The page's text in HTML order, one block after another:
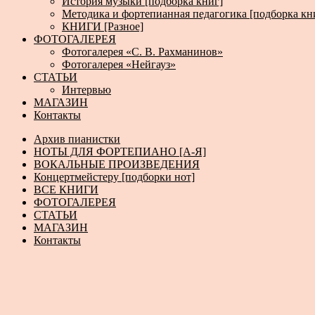
Методика и фортепианная педагогика [подборка
КНИГИ [Разное]
ФОТОГАЛЕРЕЯ
Фотогалерея «С. В. Рахманинов»
Фотогалерея «Нейгауз»
СТАТЬИ
Интервью
МАГАЗИН
Контакты
Архив пианистки
НОТЫ ДЛЯ ФОРТЕПИАНО [А-Я]
ВОКАЛЬНЫЕ ПРОИЗВЕДЕНИЯ
Концертмейстеру [подборки нот]
ВСЕ КНИГИ
ФОТОГАЛЕРЕЯ
СТАТЬИ
МАГАЗИН
Контакты